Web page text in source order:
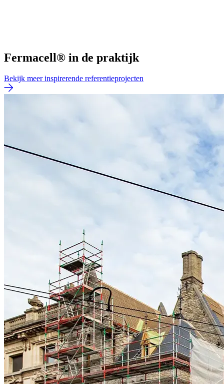
Fermacell® in de praktijk
Bekijk meer inspirerende referentieprojecten